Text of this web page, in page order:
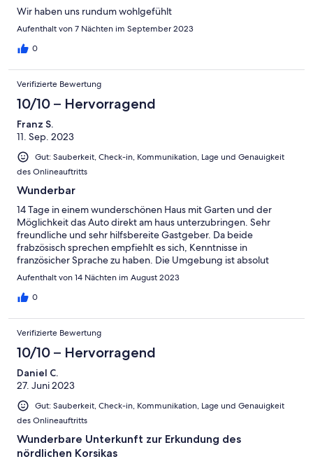
Wir haben uns rundum wohlgefühlt
Aufenthalt von 7 Nächten im September 2023
0
Verifizierte Bewertung
10/10 – Hervorragend
Franz S.
11. Sep. 2023
Gut: Sauberkeit, Check-in, Kommunikation, Lage und Genauigkeit
des Onlineauftritts
Wunderbar
14 Tage in einem wunderschönen Haus mit Garten und der
Möglichkeit das Auto direkt am haus unterzubringen. Sehr
freundliche und sehr hilfsbereite Gastgeber. Da beide
frabzösisch sprechen empfiehlt es sich, Kenntnisse in
französicher Sprache zu haben. Die Umgebung ist absolut
ruhig, Unternehmungen zu Fuß, mit dem Auto sehr gut möglich.
Badegelegenheiten nicht weit entfernt. Hier entgeht man dem
Trubel eines touristischen Ortes wie San Fiurenzu/Saint Florent.
Aufenthalt von 14 Nächten im August 2023
0
Verifizierte Bewertung
10/10 – Hervorragend
Daniel C.
27. Juni 2023
Gut: Sauberkeit, Check-in, Kommunikation, Lage und Genauigkeit
des Onlineauftritts
Wunderbare Unterkunft zur Erkundung des
nördlichen Korsikas